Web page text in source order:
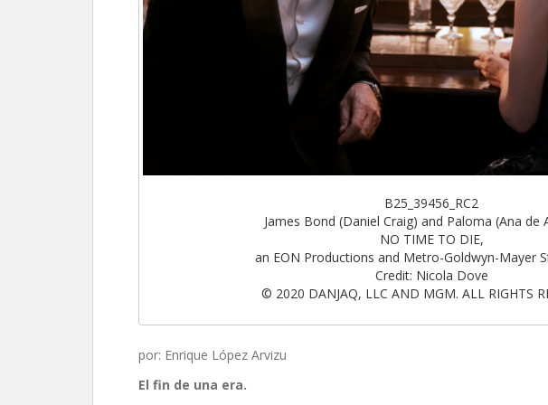
B25_39456_RC2
James Bond (Daniel Craig) and Paloma (Ana de
NO TIME TO DIE,
an EON Productions and Metro-Goldwyn-Mayer
Credit: Nicola Dove
© 2020 DANJAQ, LLC AND MGM. ALL RIGHTS
por: Enrique López Arvizu
El fin de una era.